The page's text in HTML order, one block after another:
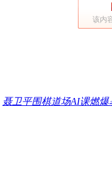
该内
聂卫平围棋道场AI课燃